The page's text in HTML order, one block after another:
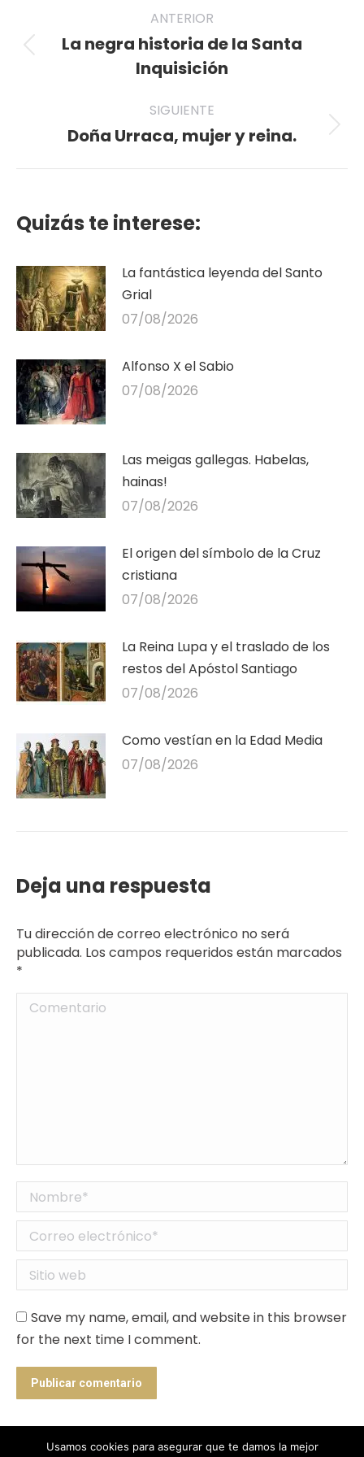
entre
publicaciones
ANTERIOR
Publicación
anterior:
La negra historia de la Santa
Inquisición
SIGUIENTE
Publicación
Doña Urraca, mujer y reina.
Quizás te interese:
La fantástica leyenda del Santo
Grial
07/08/2026
Alfonso X el Sabio
07/08/2026
Las meigas gallegas. Habelas,
hainas!
07/08/2026
El origen del símbolo de la Cruz
cristiana
07/08/2026
La Reina Lupa y el traslado de los
restos del Apóstol Santiago
07/08/2026
Como vestían en la Edad Media
07/08/2026
Deja una respuesta
Tu dirección de correo electrónico no será
publicada. Los campos requeridos están marcados
*
Comentario
Nombre *
Correo electrónico *
Sitio web
Save my name, email, and website in this browser
for the next time I comment.
Publicar comentario
Usamos cookies para asegurar que te damos la mejor